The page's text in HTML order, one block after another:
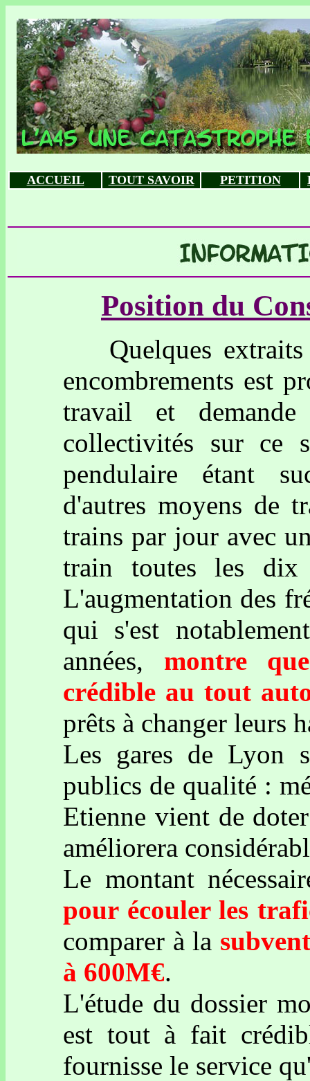
ACCUEIL TOUT SAVOIR PETITION
Position du
Quelques extraits
encombrements est
travail et
collectivités sur ce
pendulaire étant
d'autres moyens de
trains par jour avec
train toutes les dix
L'augmentation des
qui s'est
années, montre
crédible au tout
prêts à changer leurs
Les gares de Lyon
publics de qualité :
Etienne vient de
améliorera
Le montant
pour écouler les
comparer à la
à 600M€.
L'étude du dossier
est tout à fait
fournisse le service